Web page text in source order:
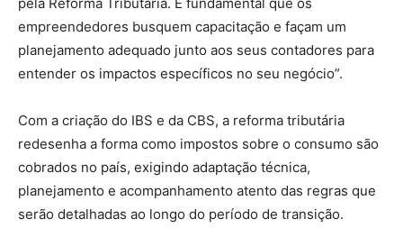
pela Reforma Tributária. É fundamental que os
empreendedores busquem capacitação e façam um
planejamento adequado junto aos seus contadores para
entender os impactos específicos no seu negócio”.
Com a criação do IBS e da CBS, a reforma tributária
redesenha a forma como impostos sobre o consumo são
cobrados no país, exigindo adaptação técnica,
planejamento e acompanhamento atento das regras que
serão detalhadas ao longo do período de transição.